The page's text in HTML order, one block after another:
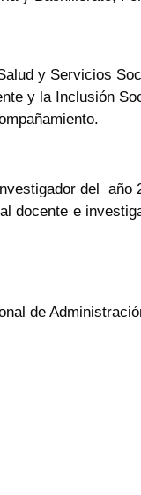
y Servicios
y la Inclusión
del año
docente e
de